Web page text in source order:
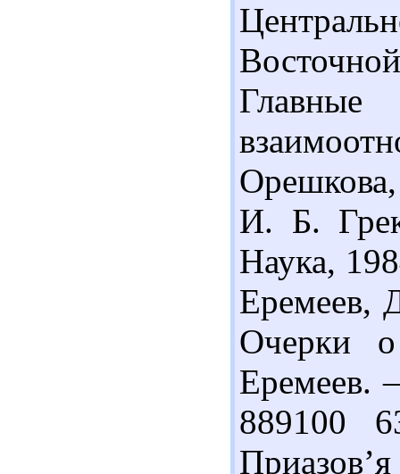
И. Б.
Наука,
Еремеев,
Очерки
Еремеев.
889100